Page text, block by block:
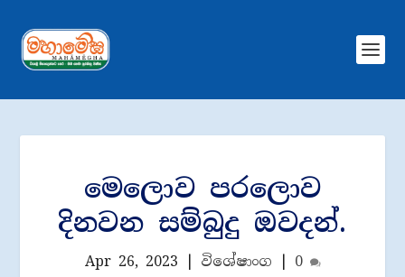
මෙලොව පරලොව
දිනවන සම්බුදු ඔවදන්.
Apr 26, 2023 විශේෂාංග 0